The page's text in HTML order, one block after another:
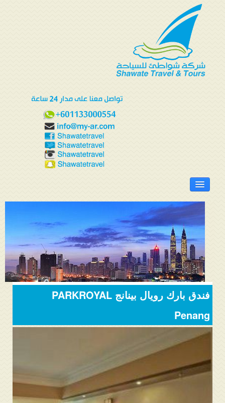
الرئيسية
المنتدى
دليل ماليزيا
فنادق ماليزيا
الاماكن السياحية ماليزيا
عروض السياحة ماليزيا
مواصلات ماليزيا
مدن ماليزيا
فندق بارك رويال بينانج PARKROYAL
Penang